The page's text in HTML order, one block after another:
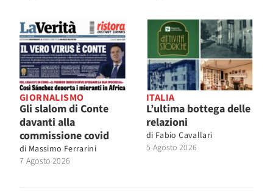
GIORNALISMO
Gli slalom di Conte
davanti alla
commissione covid
di Massimo Ferrarini
7 Agosto 2026
ITALIA
L’ultima bottega delle
relazioni
di Fabio Cavallari
5 Agosto 2026